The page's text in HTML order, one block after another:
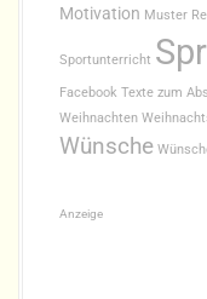
Motivation Muster
Sportunterricht
Facebook Texte zum
Weihnachten
Wünsche
Anzeige